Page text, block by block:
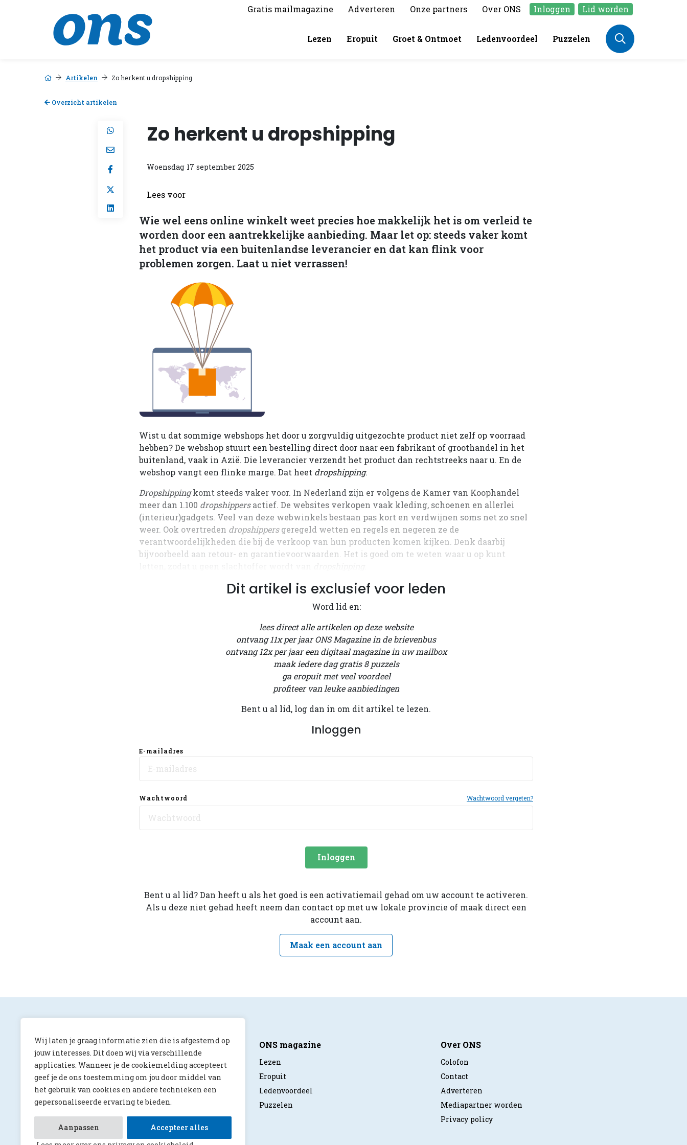
Wij laten je graag informatie zien die is afgestemd op
jouw interesses. Dit doen wij via verschillende
applicaties. Wanneer je de cookiemelding accepteert
geef je de ons toestemming om jou door middel van
het gebruik van cookies en andere technieken een
gepersonaliseerde ervaring te bieden.
Aanpassen
Accepteer alles
Gratis mailmagazine Adverteren Onze partners Over ONS Inloggen Lid worden
Lezen Eropuit Groet & Ontmoet Ledenvoordeel Puzzelen
Artikelen Zo herkent u dropshipping
Overzicht artikelen
Zo herkent u dropshipping
Woensdag 17 september 2025
Lees voor
Wie wel eens online winkelt weet precies hoe makkelijk het is om verleid te
worden door een aantrekkelijke aanbieding. Maar let op: steeds vaker komt
het product via een buitenlandse leverancier en dat kan flink voor
problemen zorgen. Laat u niet verrassen!
Wist u dat sommige webshops het door u zorgvuldig uitgezochte product niet zelf op voorraad
hebben? De webshop stuurt een bestelling direct door naar een fabrikant of groothandel in het
buitenland, vaak in Azië. Die leverancier verzendt het product dan rechtstreeks naar u. En de
webshop vangt een flinke marge. Dat heet dropshipping.
Dropshippingkomt steeds vaker voor. In Nederland zijn er volgens de Kamer van Koophandel
meer dan 1.100 dropshippersactief. De websites verkopen vaak kleding, schoenen en allerlei
(interieur)gadgets. Veel van deze webwinkels bestaan pas kort en verdwijnen soms net zo snel
weer. Ook overtreden dropshippersgeregeld wetten en regels en negeren ze de
verantwoordelijkheden die bij de verkoop van hun producten komen kijken. Denk daarbij
bijvoorbeeld aan retour- en garantievoorwaarden. Het is goed om te weten waar u op kunt
Dit artikel is exclusief voor leden
Word lid en:
lees direct alle artikelen op deze website
ontvang 11x per jaar ONS Magazine in de brievenbus
ontvang 12x per jaar een digitaal magazine in uw mailbox
maak iedere dag gratis 8 puzzels
ga eropuit met veel voordeel
profiteer van leuke aanbiedingen
Bent u al lid, log dan in om dit artikel te lezen.
Inloggen
E-mailadres
Wachtwoord Wachtwoord vergeten?
Inloggen
Bent u al lid? Dan heeft u als het goed is een activatiemail gehad om uw account te activeren.
Als u deze niet gehad heeft neem dan contact op met uw lokale provincie of maak direct een
account aan.
Maak een account aan
Albert Luthulilaan 10
5231 HV ‘s-Hertogenbosch
redactie@onsmagazine.nl
ONS magazine
Lezen
Eropuit
Ledenvoordeel
Puzzelen
Over ONS
Colofon
Contact
Adverteren
Mediapartner worden
Privacy policy